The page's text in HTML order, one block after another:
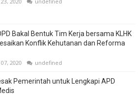
Bakal Bentuk Tim Kerja bersama KLHK
Konflik Kehutanan dan Reforma
2020 undefined
Pemerintah untuk Lengkapi APD